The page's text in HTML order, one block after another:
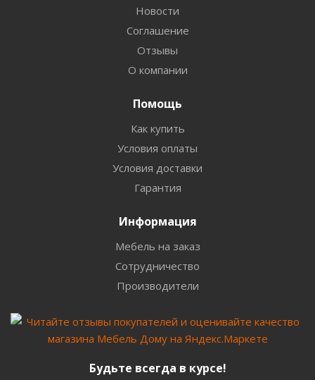
Новости
Соглашение
Отзывы
О компании
Помощь
Как купить
Условия оплаты
Условия доставки
Гарантия
Информация
Мебель на заказ
Сотрудничество
Производители
Будьте всегда в курсе!